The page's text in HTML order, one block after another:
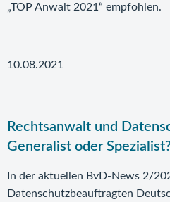
„TOP Anwalt 2021“ empfohlen.
10.08.2021
Rechtsanwalt und
Generalist oder
In der aktuellen BvD-News 2/
Datenschutzbeauftragten